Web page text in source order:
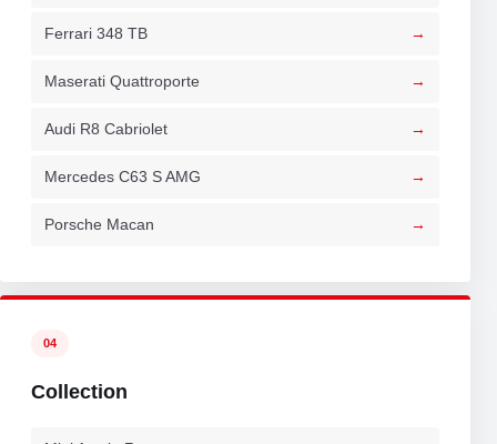
Ferrari 348 TB
Maserati Quattroporte
Audi R8 Cabriolet
Mercedes C63 S AMG
Porsche Macan
04
Collection